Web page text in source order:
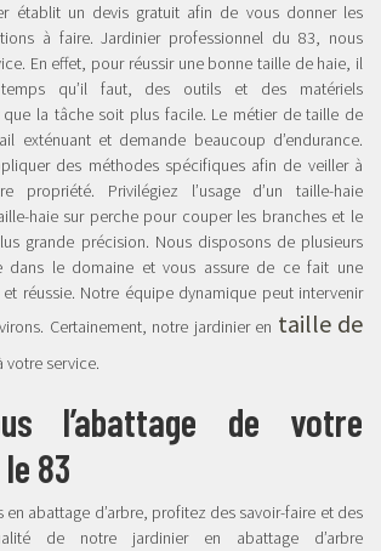
établit un devis gratuit afin de vous donner les
à faire. Jardinier professionnel du 83, nous
En effet, pour réussir une bonne taille de haie, il
qu’il faut, des outils et des matériels
la tâche soit plus facile. Le métier de taille de
exténuant et demande beaucoup d’endurance.
des méthodes spécifiques afin de veiller à
propriété. Privilégiez l’usage d’un taille-haie
haie sur perche pour couper les branches et le
grande précision. Nous disposons de plusieurs
dans le domaine et vous assure de ce fait une
réussie. Notre équipe dynamique peut intervenir
Certainement, notre jardinier en taille de
votre service.
l’abattage de votre
83
abattage d’arbre, profitez des savoir-faire et des
de notre jardinier en abattage d’arbre